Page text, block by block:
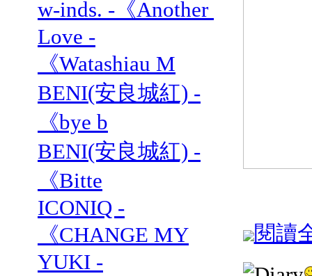
w-inds. -《Another
Love -
《Watashiau M
BENI(安良城紅) -
《bye b
BENI(安良城紅) -
《Bitte
ICONIQ -
《CHANGE MY
YUKI -
閱讀